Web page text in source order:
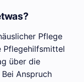
Pflege
Pflegehilfsmittel
über die
Anspruch